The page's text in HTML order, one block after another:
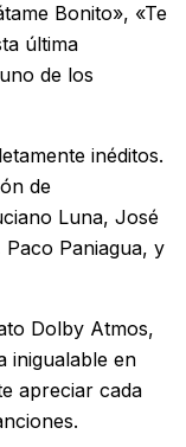
Bonito», «Te
última
de los
inéditos.
de
Luna, José
Paniagua, y
Dolby Atmos,
inigualable en
apreciar cada